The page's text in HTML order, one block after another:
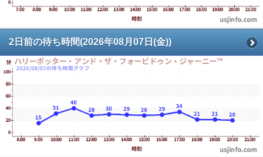
2日前の待ち時間(2026年08月07日(金))